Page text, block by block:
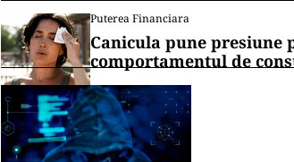
canalul de WhatsApp
INTERNAȚIONAL
lumea musulmană
INTERNAȚIONAL